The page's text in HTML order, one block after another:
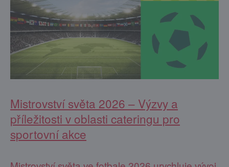
Mistrovství světa 2026 – Výzvy a
příležitosti v oblasti cateringu pro
sportovní akce